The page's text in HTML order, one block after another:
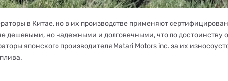
в Китае, но в их производстве применяют
дешевыми, но надежными и долговечными, что по достоинству
японского производителя Matari Motors inc. за их